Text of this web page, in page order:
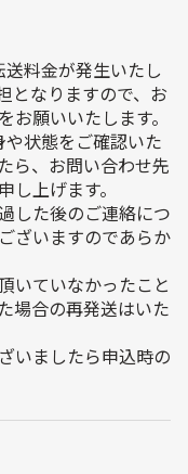
料金が発生いたし
となりますので、お
お願いいたします。
や状態をご確認いた
ら、お問い合わせ先
し上げます。
した後のご連絡につ
ざいますのであらか
いていなかったこと
場合の再発送はいた
いましたら申込時の